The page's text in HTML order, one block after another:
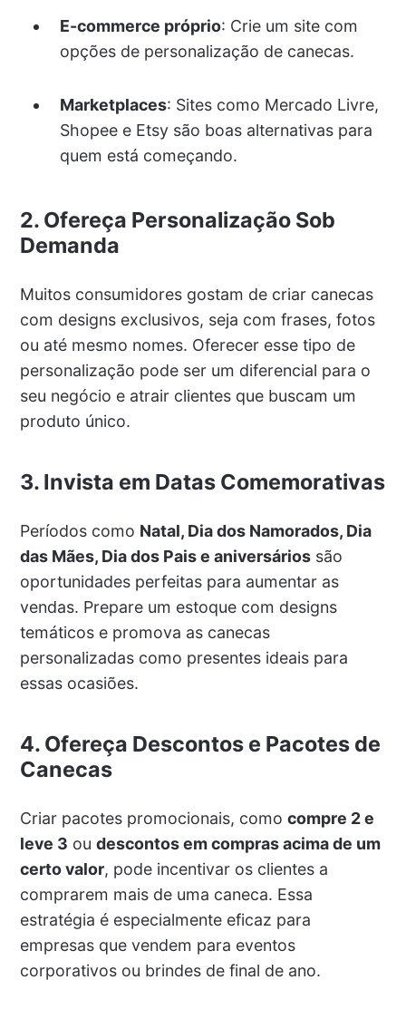
E-commerce próprio: Crie um site com
opções de personalização de canecas.
Marketplaces: Sites como Mercado Livre,
Shopee e Etsy são boas alternativas para
quem está começando.
2. Ofereça Personalização Sob
Demanda
Muitos consumidores gostam de criar canecas
com designs exclusivos, seja com frases, fotos
ou até mesmo nomes. Oferecer esse tipo de
personalização pode ser um diferencial para o
seu negócio e atrair clientes que buscam um
produto único.
3. Invista em Datas Comemorativas
Períodos como Natal, Dia dos Namorados, Dia
das Mães, Dia dos Pais e aniversáriossão
oportunidades perfeitas para aumentar as
vendas. Prepare um estoque com designs
temáticos e promova as canecas
personalizadas como presentes ideais para
essas ocasiões.
4. Ofereça Descontos e Pacotes de
Canecas
Criar pacotes promocionais, como compre 2 e
leve 3 ou descontos em compras acima de um
certo valor, pode incentivar os clientes a
comprarem mais de uma caneca. Essa
estratégia é especialmente eficaz para
empresas que vendem para eventos
corporativos ou brindes de final de ano.